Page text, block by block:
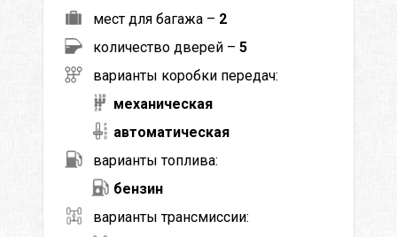
мест для багажа – 2
количество дверей – 5
варианты коробки передач:
механическая
автоматическая
варианты топлива:
бензин
варианты трансмиссии: